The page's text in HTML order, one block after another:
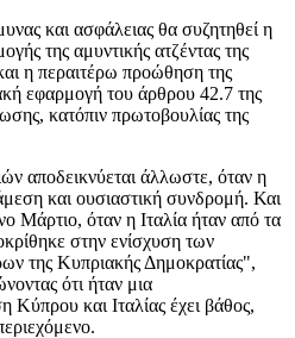
και ασφάλειας θα συζητηθεί η
της αμυντικής ατζέντας της
η περαιτέρω προώθηση της
εφαρμογή του άρθρου 42.7 της
κατόπιν πρωτοβουλίας της
αποδεικνύεται άλλωστε, όταν η
και ουσιαστική συνδρομή. Και
Μάρτιο, όταν η Ιταλία ήταν από τα
στην ενίσχυση των
της Κυπριακής Δημοκρατίας",
ότι ήταν μια
Κύπρου και Ιταλίας έχει βάθος,